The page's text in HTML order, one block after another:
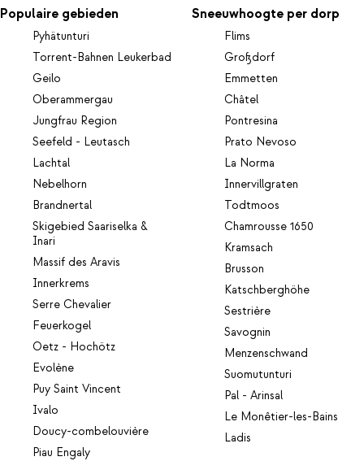
Populaire gebieden
Pyhätunturi
Torrent-Bahnen Leukerbad
Geilo
Oberammergau
Jungfrau Region
Seefeld - Leutasch
Lachtal
Nebelhorn
Brandnertal
Skigebied Saariselka &
Inari
Massif des Aravis
Innerkrems
Serre Chevalier
Feuerkogel
Oetz - Hochötz
Evolène
Puy Saint Vincent
Ivalo
Doucy-combelouvière
Piau Engaly
Sneeuwhoogte per dorp
Flims
Großdorf
Emmetten
Châtel
Pontresina
Prato Nevoso
La Norma
Innervillgraten
Todtmoos
Chamrousse 1650
Kramsach
Brusson
Katschberghöhe
Sestrière
Savognin
Menzenschwand
Suomutunturi
Pal - Arinsal
Le Monêtier-les-Bains
Ladis